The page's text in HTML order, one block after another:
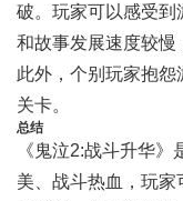
破。玩家可以感受到
和故事发展速度较慢
此外，个别玩家抱
关卡。
总结
《鬼泣2:战斗升华
美、战斗热血，玩